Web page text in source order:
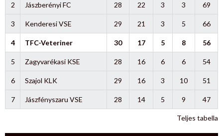
2 Jászberényi FC 28 22 3 3 69
3 Kenderesi VSE 29 21 3 5 66
4 TFC-Veteriner 30 17 5 8 56
5 Zagyvarékasi KSE 28 16 6 6 54
6 Szajol KLK 29 16 3 10 51
7 Jászfényszaru VSE 28 14 5 9 47
Teljes tabella